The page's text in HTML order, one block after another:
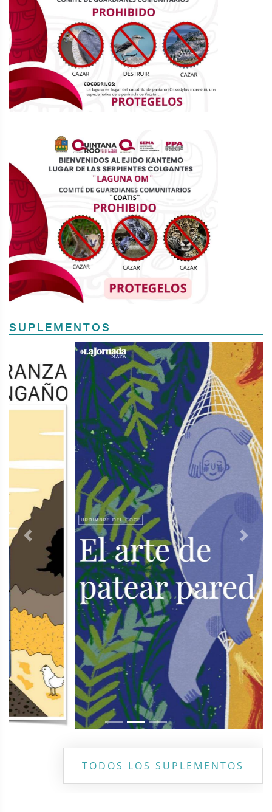
SUPLEMENTOS
Previous Next
TODOS LOS SUPLEMENTOS